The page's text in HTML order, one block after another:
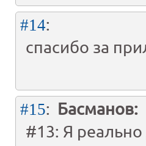
#14:
спасибо за
#15: Басманов:
#13: Я